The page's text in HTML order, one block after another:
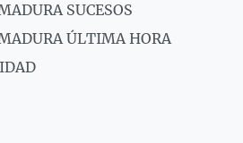
SUCESOS
ÚLTIMA HORA